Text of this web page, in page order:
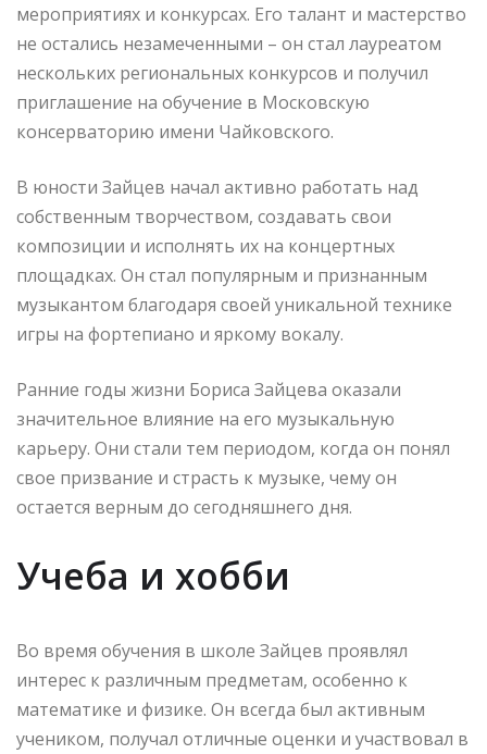
мероприятиях и конкурсах. Его талант и мастерство
не остались незамеченными – он стал лауреатом
нескольких региональных конкурсов и получил
приглашение на обучение в Московскую
консерваторию имени Чайковского.
В юности Зайцев начал активно работать над
собственным творчеством, создавать свои
композиции и исполнять их на концертных
площадках. Он стал популярным и признанным
музыкантом благодаря своей уникальной технике
игры на фортепиано и яркому вокалу.
Ранние годы жизни Бориса Зайцева оказали
значительное влияние на его музыкальную
карьеру. Они стали тем периодом, когда он понял
свое призвание и страсть к музыке, чему он
остается верным до сегодняшнего дня.
Учеба и хобби
Во время обучения в школе Зайцев проявлял
интерес к различным предметам, особенно к
математике и физике. Он всегда был активным
учеником, получал отличные оценки и участвовал в